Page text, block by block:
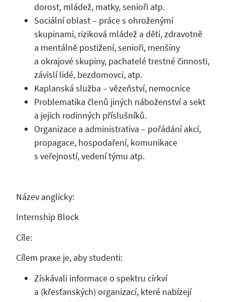
dorost, mládež, matky, senioři atp.
Sociální oblast – práce s ohroženými
skupinami, riziková mládež a děti, zdravotně
a mentálně postižení, senioři, menšiny
a okrajové skupiny, pachatelé trestné činnosti,
závislí lidé, bezdomovci, atp.
Kaplanská služba – vězeňství, nemocnice
Problematika členů jiných náboženství a sekt
a jejich rodinných příslušníků.
Organizace a administrativa – pořádání akcí,
propagace, hospodaření, komunikace
s veřejností, vedení týmu atp.
Název anglicky:
Internship Block
Cíle:
Cílem praxe je, aby studenti:
Získávali informace o spektru církví
a (křesťanských) organizací, které nabízejí